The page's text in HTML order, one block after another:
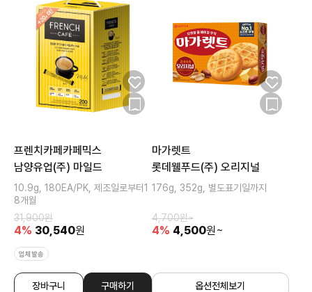
프렌치카페카페믹스
남양유업(주) 마일드
10.9g, 180EA/PK, 제조일로부터1
8개월
31,900원
4% 30,540원
업체발송
장바구니 구매하기
마가렛트
롯데웰푸드(주) 오리지널
176g, 352g, 별도표기일까지
4,700원~
4% 4,500원~
옵션전체보기